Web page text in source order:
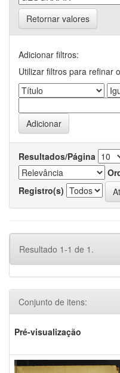
Retornar valores
Adicionar filtros:
Utilizar filtros para refinar
Resultados/Página
Registro(s)
Resultado 1-1 de 1.
Conjunto de itens:
Pré-visualização